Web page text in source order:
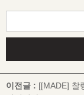
이전글 : [[MADE] 찰